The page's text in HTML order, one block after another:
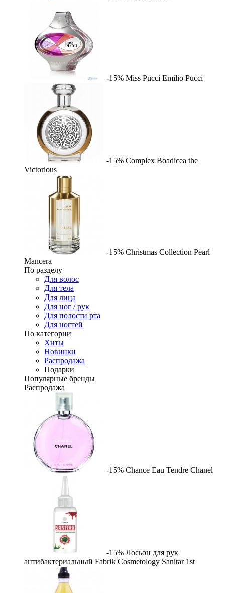
-15% Miss Pucci Emilio Pucci
-15% Complex Boadicea the
Victorious
-15% Christmas Collection Pearl
Mancera
По разделу
Для волос
Для тела
Для лица
Для ног / рук
Для полости рта
Для ногтей
По категории
Хиты
Новинки
Распродажа
Подарки
Популярные бренды
Распродажа
-15% Chance Eau Tendre Chanel
-15% Лосьон для рук
антибактериальный Fabrik Cosmetology Sanitar 1st